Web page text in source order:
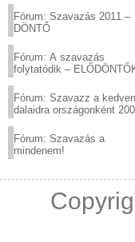
Fórum: Szavazás 2011 –
DÖNTŐ
Fórum: A szavazás
folytatódik –
Fórum: Szavazz a
dalaidra országonként
Fórum: Szavazás a
mindenem!